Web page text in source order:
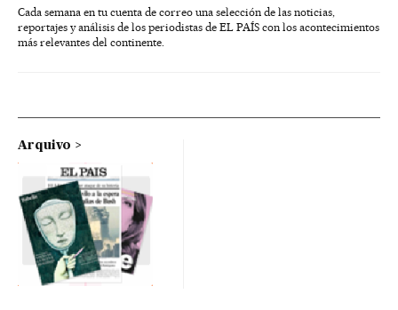
Cada semana en tu cuenta de correo una selección de las noticias,
reportajes y análisis de los periodistas de EL PAÍS con los acontecimientos
más relevantes del continente.
Arquivo